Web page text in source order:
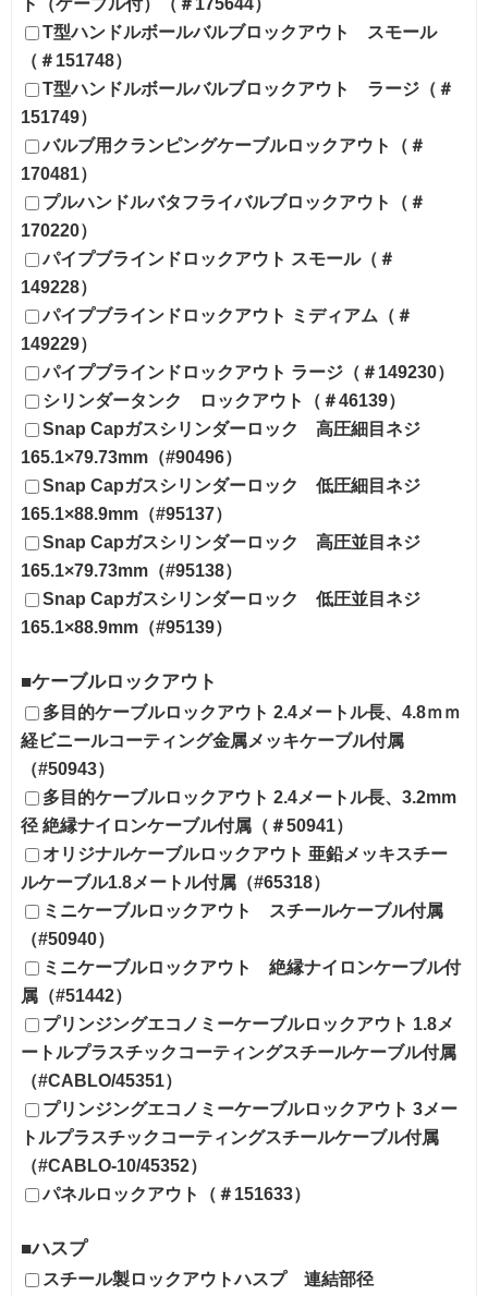
T型ハンドルボールバルブロックアウト スモール
（＃151748）
T型ハンドルボールバルブロックアウト ラージ（＃
151749）
バルブ用クランピングケーブルロックアウト（＃
170481）
プルハンドルバタフライバルブロックアウト（＃
170220）
パイプブラインドロックアウト スモール（＃
149228）
パイプブラインドロックアウト ミディアム（＃
149229）
パイプブラインドロックアウト ラージ（＃149230）
シリンダータンク ロックアウト（＃46139）
Snap Capガスシリンダーロック 高圧細目ネジ
165.1×79.73mm（#90496）
Snap Capガスシリンダーロック 低圧細目ネジ
165.1×88.9mm（#95137）
Snap Capガスシリンダーロック 高圧並目ネジ
165.1×79.73mm（#95138）
Snap Capガスシリンダーロック 低圧並目ネジ
165.1×88.9mm（#95139）
■ケーブルロックアウト
多目的ケーブルロックアウト 2.4メートル長、4.8ｍｍ
経ビニールコーティング金属メッキケーブル付属
（#50943）
多目的ケーブルロックアウト 2.4メートル長、3.2mm
径 絶縁ナイロンケーブル付属（＃50941）
オリジナルケーブルロックアウト 亜鉛メッキスチー
ルケーブル1.8メートル付属（#65318）
ミニケーブルロックアウト スチールケーブル付属
（#50940）
ミニケーブルロックアウト 絶縁ナイロンケーブル付
属（#51442）
プリンジングエコノミーケーブルロックアウト 1.8メ
ートルプラスチックコーティングスチールケーブル付属
（#CABLO/45351）
プリンジングエコノミーケーブルロックアウト 3メー
トルプラスチックコーティングスチールケーブル付属
（#CABLO-10/45352）
パネルロックアウト（＃151633）
■ハスプ
スチール製ロックアウトハスプ 連結部径